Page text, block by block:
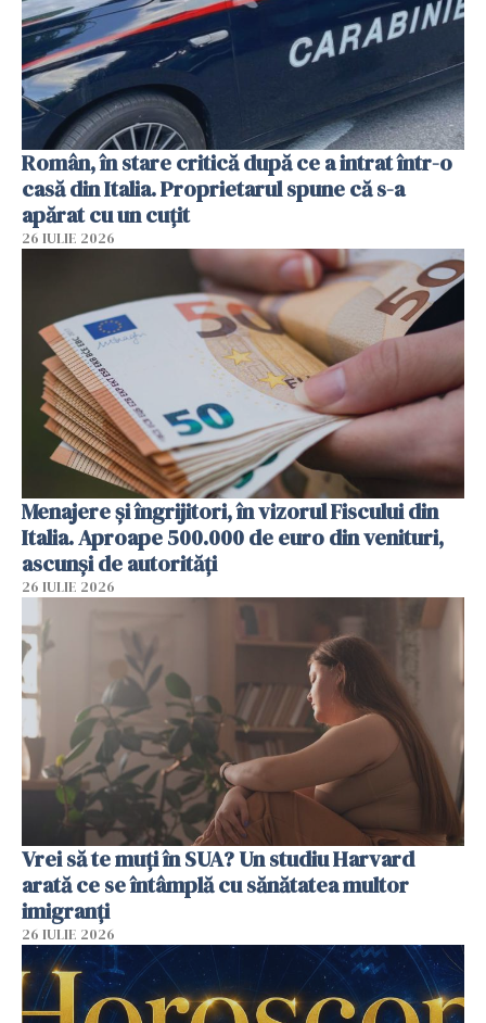
Român, în stare critică după ce a intrat într-o
casă din Italia. Proprietarul spune că s-a
apărat cu un cuțit
26 IULIE 2026
Menajere și îngrijitori, în vizorul Fiscului din
Italia. Aproape 500.000 de euro din venituri,
ascunși de autorități
26 IULIE 2026
Vrei să te muți în SUA? Un studiu Harvard
arată ce se întâmplă cu sănătatea multor
imigranți
26 IULIE 2026